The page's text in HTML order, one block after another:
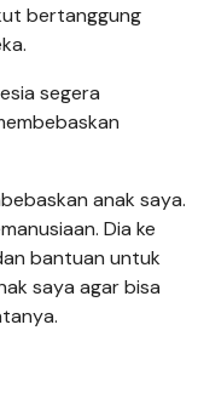
bertanggung
segera
anak saya.
Dia ke
bantuan untuk
saya agar bisa